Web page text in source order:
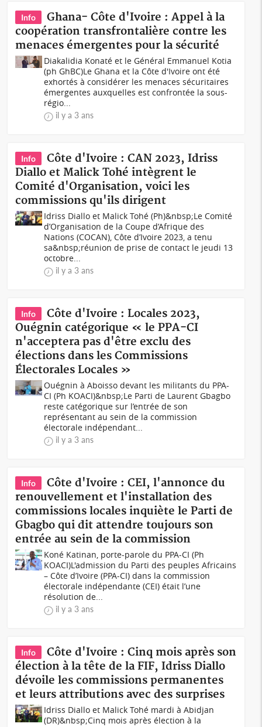
Info
Ghana- Côte d'Ivoire : Appel à la
coopération transfrontalière contre les
menaces émergentes pour la sécurité
Diakalidia Konaté et le Général Emmanuel Kotia
(ph GhBC)Le Ghana et la Côte d'Ivoire ont été
exhortés à considérer les menaces sécuritaires
émergentes auxquelles est confrontée la sous-
régio...
il y a 3 ans
Info
Côte d'Ivoire : CAN 2023, Idriss
Diallo et Malick Tohé intègrent le
Comité d'Organisation, voici les
commissions qu'ils dirigent
Idriss Diallo et Malick Tohé (Ph)&nbsp;Le Comité
d’Organisation de la Coupe d’Afrique des
Nations (COCAN), Côte d’Ivoire 2023, a tenu
sa&nbsp;réunion de prise de contact le jeudi 13
octobre...
il y a 3 ans
Info
Côte d'Ivoire : Locales 2023,
Ouégnin catégorique « le PPA-CI
n'acceptera pas d'être exclu des
élections dans les Commissions
Électorales Locales »
Ouégnin à Aboisso devant les militants du PPA-
CI (Ph KOACI)&nbsp;Le Parti de Laurent Gbagbo
reste catégorique sur l’entrée de son
représentant au sein de la commission
électorale indépendant...
il y a 3 ans
Info
Côte d'Ivoire : CEI, l'annonce du
renouvellement et l'installation des
commissions locales inquiète le Parti de
Gbagbo qui dit attendre toujours son
entrée au sein de la commission
Koné Katinan, porte-parole du PPA-CI (Ph
KOACI)L'admission du Parti des peuples Africains
– Côte d’Ivoire (PPA-CI) dans la commission
électorale indépendante (CEI) était l’une
résolution de...
il y a 3 ans
Info
Côte d'Ivoire : Cinq mois après son
élection à la tête de la FIF, Idriss Diallo
dévoile les commissions permanentes
et leurs attributions avec des surprises
Idriss Diallo et Malick Tohé mardi à Abidjan
(DR)&nbsp;Cinq mois après élection à la